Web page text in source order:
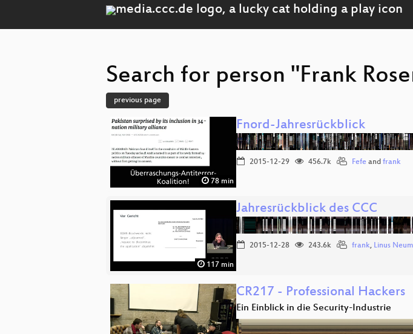
Search for person "Frank
previous page
78 min
Fnord-Jahresrückblick
2015-12-29 456.7k Fefe and frank
117 min
Jahresrückblick des CCC
2015-12-28 243.6k frank, Linus
CR217 - Professional Hackers
Ein Einblick in die Security-Industrie